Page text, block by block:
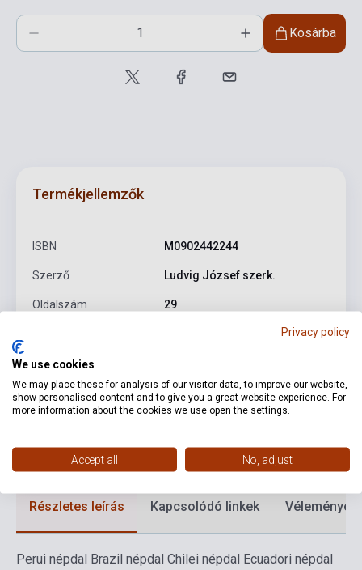
Kosárba
Termékjellemzők
ISBN M0902442244
Szerző Ludvig József szerk.
Oldalszám 29
Kiadó
Kiadási év 2023
Nyelv -
Részletes leírás Kapcsolódó linkek Vélemények
Perui népdal Brazil népdal Chilei népdal Ecuadori népdal
Privacy policy
We use cookies
We may place these for analysis of our visitor data, to improve our website,
show personalised content and to give you a great website experience. For
more information about the cookies we use open the settings.
Accept all No, adjust